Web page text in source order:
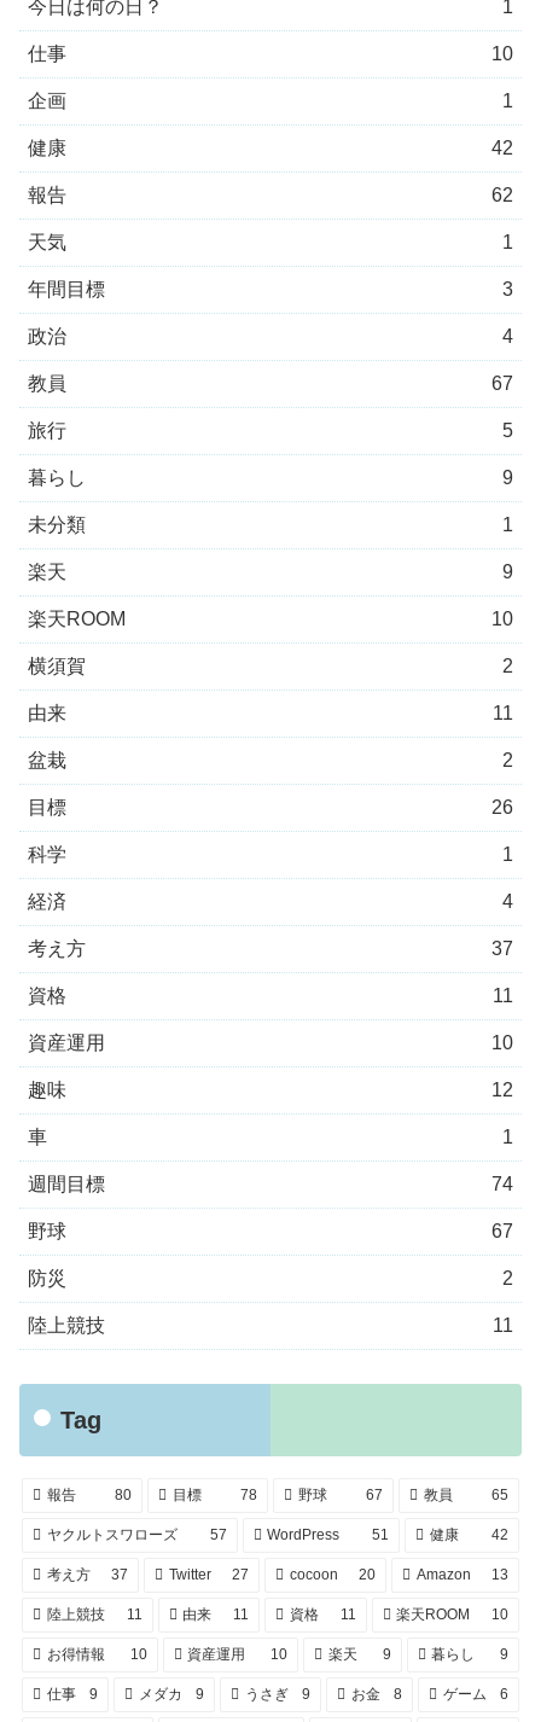
今日は何の日？ 1
仕事 10
企画 1
健康 42
報告 62
天気 1
年間目標 3
政治 4
教員 67
旅行 5
暮らし 9
未分類 1
楽天 9
楽天ROOM 10
横須賀 2
由来 11
盆栽 2
目標 26
科学 1
経済 4
考え方 37
資格 11
資産運用 10
趣味 12
車 1
週間目標 74
野球 67
防災 2
陸上競技 11
Tag
報告 80 目標 78 野球 67 教員 65
ヤクルトスワローズ 57 WordPress 51 健康 42
考え方 37 Twitter 27 cocoon 20 Amazon 13
陸上競技 11 由来 11 資格 11 楽天ROOM 10
お得情報 10 資産運用 10 楽天 9 暮らし 9
仕事 9 メダカ 9 うさぎ 9 お金 8 ゲーム 6